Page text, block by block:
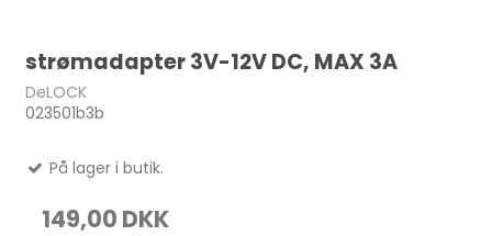
strømadapter 3V-12V DC, MAX 3A
DeLOCK
023501b3b
På lager i butik.
149,00 DKK